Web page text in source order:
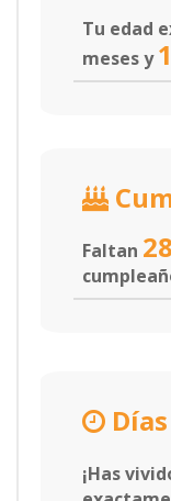
Tu edad
meses y
Faltan
¡Has